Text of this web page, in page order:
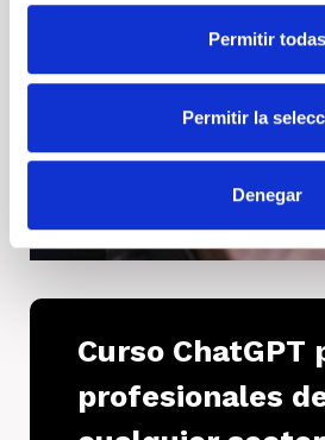
Permitir todas
Permitir la
Denegar
Curso ChatGPT
profesionales